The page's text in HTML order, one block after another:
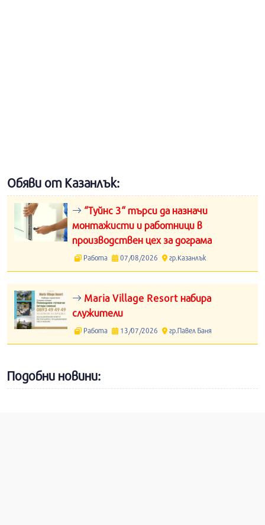
Обяви от Казанлък:
“Туйнс 3“ търси да назначи
монтажисти и работници в
производствен цех за дограма
Работа 07/08/2026 гр.Казанлък
Maria Village Resort набира
служители
Работа 13/07/2026 гр.Павел Баня
Подобни новини: